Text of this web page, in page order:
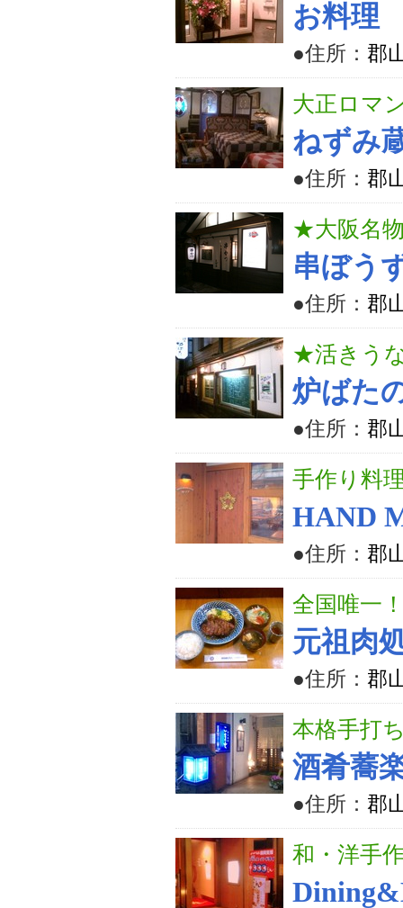
お料理
●住所： 郡
大正ロマ
ねずみ
●住所： 郡
★大阪名
串ぼう
●住所： 郡
★活きう
炉ばた
●住所： 郡
手作り料
HAND
●住所： 郡
全国唯一
元祖肉
●住所： 郡
本格手打
酒肴蕎
●住所： 郡
和・洋手